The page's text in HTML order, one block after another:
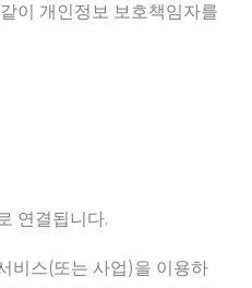
이 개인정보 보호책임자를
연결됩니다.
비스(또는 사업)을 이용하